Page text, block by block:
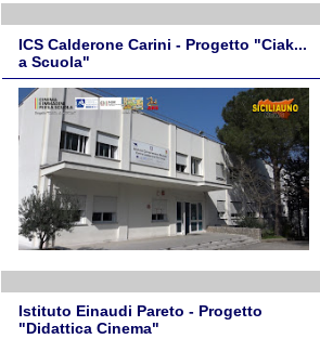
ICS Calderone Carini - Progetto "Ciak...
a Scuola"
Istituto Einaudi Pareto - Progetto
"Didattica Cinema"